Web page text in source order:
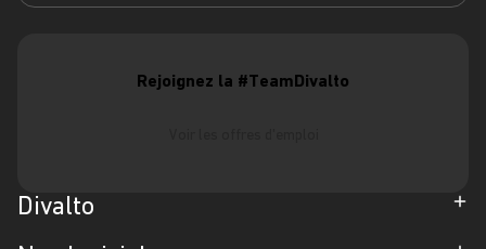
Rejoignez la #TeamDivalto
Divalto